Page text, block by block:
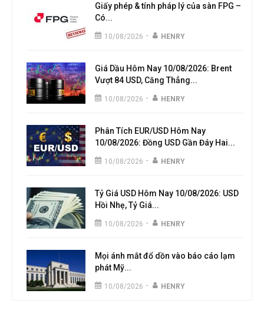
Giấy phép & tính pháp lý của sàn FPG –
Có...
10/08/2026 - HENRY
Giá Dầu Hôm Nay 10/08/2026: Brent
Vượt 84 USD, Căng Thẳng...
10/08/2026 - HENRY
Phân Tích EUR/USD Hôm Nay
10/08/2026: Đồng USD Gần Đáy Hai...
10/08/2026 - HENRY
Tỷ Giá USD Hôm Nay 10/08/2026: USD
Hồi Nhẹ, Tỷ Giá...
10/08/2026 - HENRY
Mọi ánh mắt đổ dồn vào báo cáo lạm
phát Mỹ...
10/08/2026 - HENRY